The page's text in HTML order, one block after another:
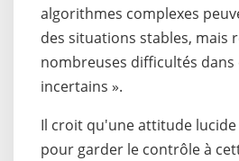
algorithmes complexes
des situations stables, mais
nombreuses difficultés dans
incertains ».
Il croit qu'une attitude lucide
pour garder le contrôle à